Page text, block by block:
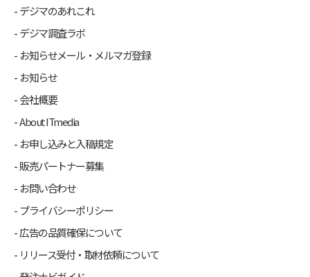
デジマのあれこれ
デジマ調査ラボ
お知らせメール・メルマガ登録
お知らせ
会社概要
About ITmedia
お申し込みと入稿規定
販売パートナー募集
お問い合わせ
プライバシーポリシー
広告の品質確保について
リリース受付・取材依頼について